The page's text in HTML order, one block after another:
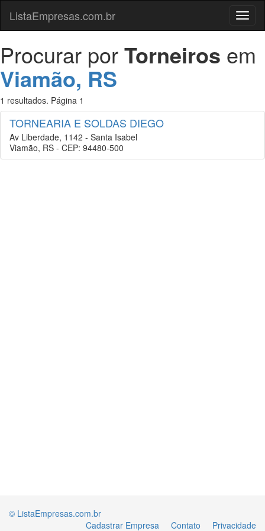
Menu
ListaEmpresas.com.br
Procurar porTorneiros em
Viamão, RS
1 resultados. Página 1
TORNEARIA E SOLDAS DIEGO
Av Liberdade, 1142 - Santa Isabel
Viamão, RS - CEP: 94480-500
© ListaEmpresas.com.br
Cadastrar Empresa
Contato Privacidade